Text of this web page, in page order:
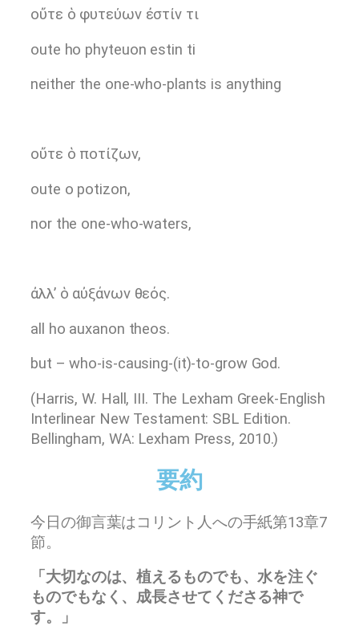
οὔτε ὁ φυτεύων ἐστίν τι
oute ho phyteuon estin ti
neither the one-who-plants is anything
οὔτε ὁ ποτίζων,
oute o potizon,
nor the one-who-waters,
ἀλλʼ ὁ αὐξάνων θεός.
all ho auxanon theos.
but – who-is-causing-(it)-to-grow God.
(Harris, W. Hall, III. The Lexham Greek-English
Interlinear New Testament: SBL Edition.
Bellingham, WA: Lexham Press, 2010.)
要約
今日の御言葉はコリント人への手紙第13章7
節。
「大切なのは、植えるものでも、水を注ぐ
ものでもなく、成長させてくださる神で
す。」